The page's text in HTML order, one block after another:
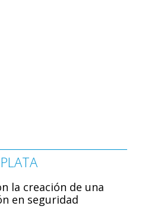
la creación de una
en seguridad